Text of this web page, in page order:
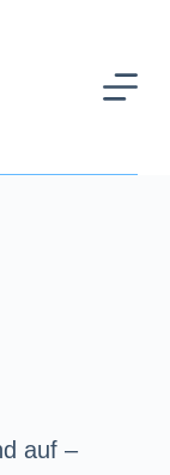
auf –